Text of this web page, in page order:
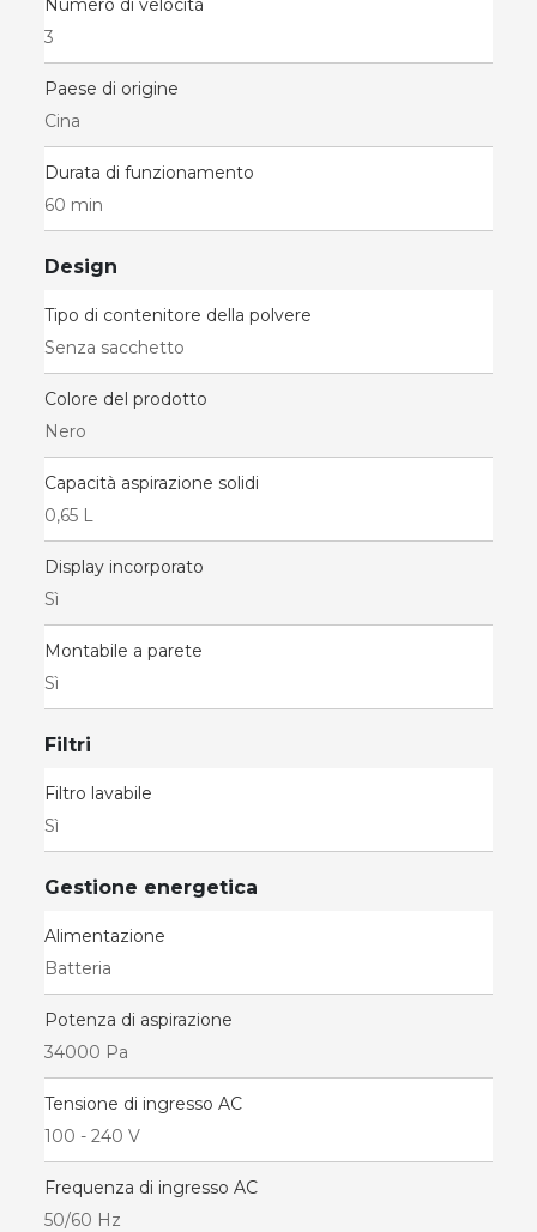
Numero di velocità
3
Paese di origine
Cina
Durata di funzionamento
60 min
Design
Tipo di contenitore della polvere
Senza sacchetto
Colore del prodotto
Nero
Capacità aspirazione solidi
0,65 L
Display incorporato
Sì
Montabile a parete
Sì
Filtri
Filtro lavabile
Sì
Gestione energetica
Alimentazione
Batteria
Potenza di aspirazione
34000 Pa
Tensione di ingresso AC
100 - 240 V
Frequenza di ingresso AC
50/60 Hz